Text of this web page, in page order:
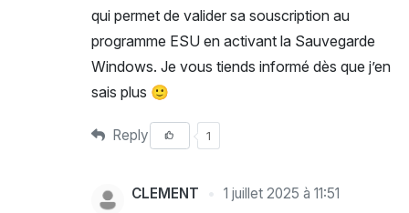
qui permet de valider sa souscription au
programme ESU en activant la Sauvegarde
Windows. Je vous tiends informé dès que j’en
sais plus 🙂
Reply 1
CLEMENT 1 juillet 2025 à 11:51